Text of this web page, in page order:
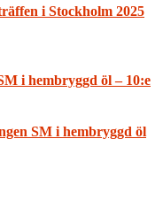
i Stockholm 2025
i hembryggd öl – 10:e
SM i hembryggd öl